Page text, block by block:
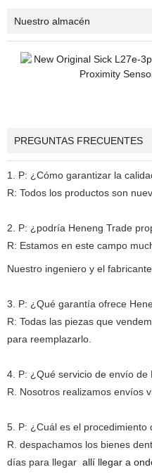
Nuestro almacén
PREGUNTAS FRECUENTES
1. P: ¿Cómo garantizar la
R: Todos los productos son
2. P: ¿podría Heneng Trade
R: Estamos en este campo
Nuestro ingeniero y el
3. P: ¿Qué garantía ofrece
R: Todas las piezas que
para reemplazarlo.
4. P: ¿Qué servicio de envío
R. Nosotros realizamos envíos
5. P: ¿Cuál es el
R. despachamos los bienes
días para llegar allí llegar a